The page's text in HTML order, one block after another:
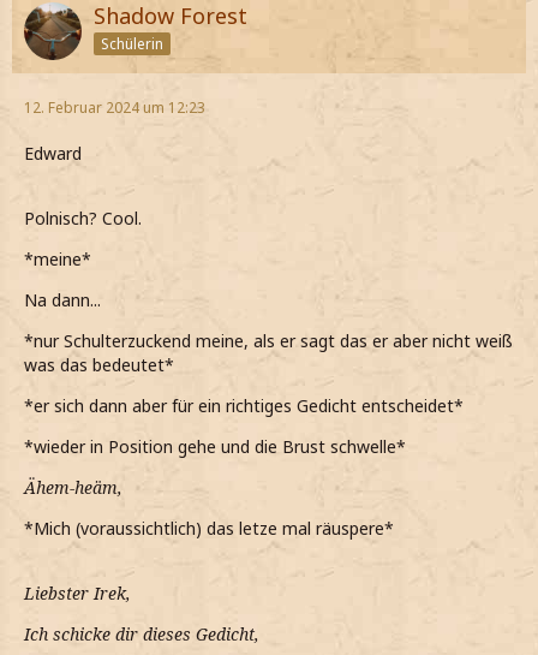
Shadow Forest
Schülerin
12. Februar 2024 um 12:23
Edward
Polnisch? Cool.
*meine*
Na dann...
*nur Schulterzuckend meine, als er sagt das er aber nicht weiß
was das bedeutet*
*er sich dann aber für ein richtiges Gedicht entscheidet*
*wieder in Position gehe und die Brust schwelle*
Ähem-heäm,
*Mich (voraussichtlich) das letze mal räuspere*
Liebster Irek,
Ich schicke dir dieses Gedicht,